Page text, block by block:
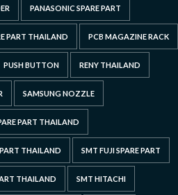
PANASONIC SPARE PART
PART THAILAND PCB MAGAZINE RACK
PUSH BUTTON RENY THAILAND
SAMSUNG NOZZLE
PART THAILAND
THAILAND SMT FUJI SPARE PART
THAILAND SMT HITACHI